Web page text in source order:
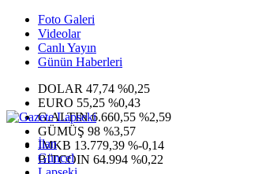
Foto Galeri
Videolar
Canlı Yayın
Günün Haberleri
DOLAR 47,74 %0,25
EURO 55,25 %0,43
G.ALTIN6.660,55 %2,59
GÜMÜŞ 98 %3,57
IMKB 13.779,39 %-0,14
BITCOIN 64.994 %0,22
İlan
Güncel